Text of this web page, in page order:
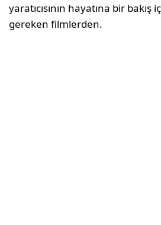
yaratıcısının hayatına bir bakış
gereken filmlerden.